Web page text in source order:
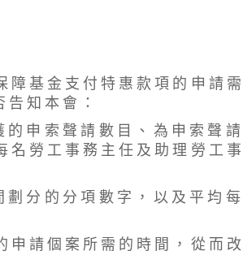
基 金 支 付 特 惠 款 項 的 申 請 需
知 本 會 ：
的 申 索 聲 請 數 目 、 為 申 索 聲
名 勞 工 事 務 主 任 及 助 理 勞 工
劃 分 的 分 項 數 字 ， 以 及 平 均
申 請 個 案 所 需 的 時 間 ， 從 而